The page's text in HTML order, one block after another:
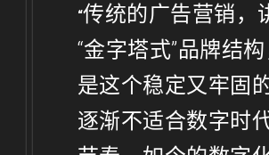
“传统的广告营销，
“金字塔式”品牌结
是这个稳定又牢固
逐渐不适合数字时